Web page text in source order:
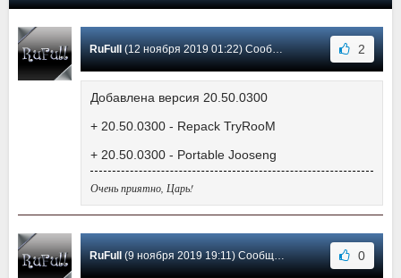
RuFull(12 ноября 2019 01:22) Сообщение #558 2
Добавлена версия 20.50.0300
+ 20.50.0300 - Repack TryRooM
+ 20.50.0300 - Portable Jooseng
Очень приятно, Царь!
RuFull(9 ноября 2019 19:11) Сообщение #557 0